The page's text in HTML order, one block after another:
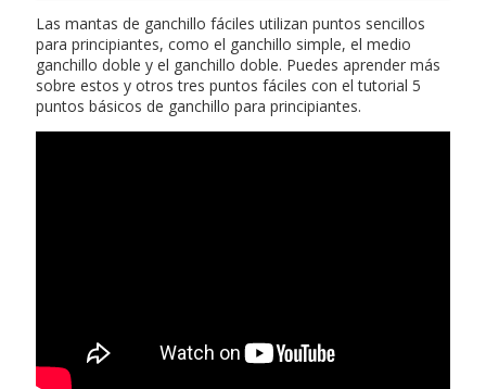
Las mantas de ganchillo fáciles utilizan puntos sencillos
para principiantes, como el ganchillo simple, el medio
ganchillo doble y el ganchillo doble. Puedes aprender más
sobre estos y otros tres puntos fáciles con el tutorial 5
puntos básicos de ganchillo para principiantes.